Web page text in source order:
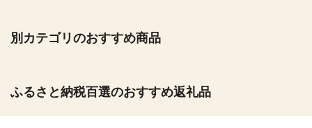
別カテゴリのおすすめ商品
ふるさと納税百選のおすすめ返礼品